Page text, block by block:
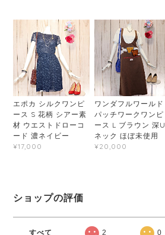
エポカ シルクワンピ
ース S 花柄 シアー素
材 ウエストドローコ
ード 濃ネイビー
¥17,000
ワンダフルワールド
パッチワークワンピ
ース L ブラウン 深U
ネック ほぼ未使用
¥20,000
ショップの評価
すべて 2 0